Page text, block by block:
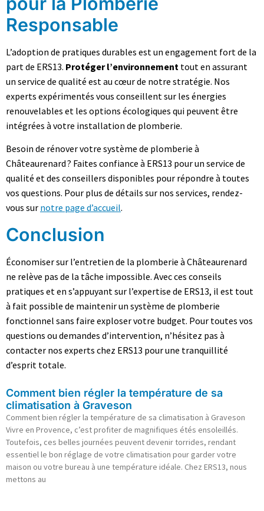
Responsable
L’adoption de pratiques durables est un engagement fort de la
part de ERS13. Protéger l’environnement tout en assurant
un service de qualité est au cœur de notre stratégie. Nos
experts expérimentés vous conseillent sur les énergies
renouvelables et les options écologiques qui peuvent être
intégrées à votre installation de plomberie.
Besoin de rénover votre système de plomberie à
Châteaurenard ? Faites confiance à ERS13 pour un service de
qualité et des conseillers disponibles pour répondre à toutes
vos questions. Pour plus de détails sur nos services, rendez-
vous sur notre page d’accueil.
Conclusion
Économiser sur l’entretien de la plomberie à Châteaurenard
ne relève pas de la tâche impossible. Avec ces conseils
pratiques et en s’appuyant sur l’expertise de ERS13, il est tout
à fait possible de maintenir un système de plomberie
fonctionnel sans faire exploser votre budget. Pour toutes vos
questions ou demandes d’intervention, n’hésitez pas à
contacter nos experts chez ERS13 pour une tranquillité
d’esprit totale.
Comment bien régler la température de sa
climatisation à Graveson
Comment bien régler la température de sa climatisation à Graveson
Vivre en Provence, c’est profiter de magnifiques étés ensoleillés.
Toutefois, ces belles journées peuvent devenir torrides, rendant
essentiel le bon réglage de votre climatisation pour garder votre
maison ou votre bureau à une température idéale. Chez ERS13, nous
mettons au